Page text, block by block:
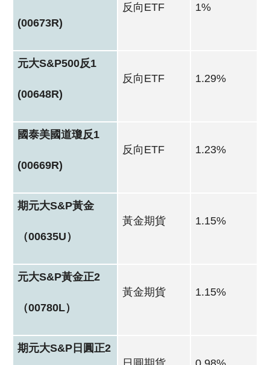
(00673R)
反向ETF 1%
元大S&P500反1
(00648R)
反向ETF 1.29%
國泰美國道瓊反1
(00669R)
反向ETF 1.23%
期元大S&P黃金
（00635U）
黃金期貨 1.15%
元大S&P黃金正2
（00780L）
黃金期貨 1.15%
期元大S&P日圓正2